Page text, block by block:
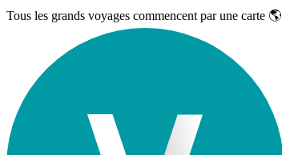
Tous les grands voyages commencent par une carte 🌎